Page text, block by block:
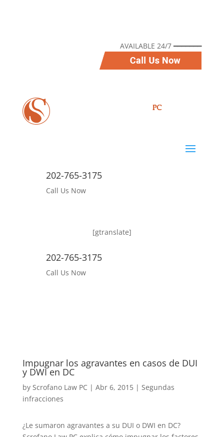
AVAILABLE 24/7 ━━━━━━━
202-765-3175
Call Us Now
[gtranslate]
202-765-3175
Call Us Now
Impugnar los agravantes en casos de DUI
y DWI en DC
by Scrofano Law PC | Abr 6, 2015| Segundas
infracciones
¿Le sumaron agravantes a su DUI o DWI en DC?